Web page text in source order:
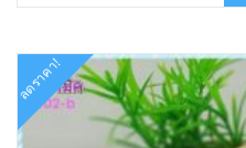
ลดราคา!